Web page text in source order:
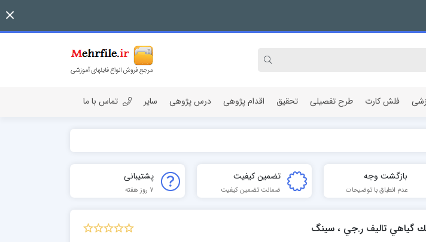
مقاله پژوهشی
فلش کارت طرح تفصیلی تحقیق اقدام پژوهی درس پژوهی سایر تماس با ما
بازگشت وجه
عدم انطباق با توضیحات
تضمین کیفیت
ضمانت تضمین کیفیت
پشتیبانی
7 روز هفته
گياهي تالیف ر.جي ، سينگ